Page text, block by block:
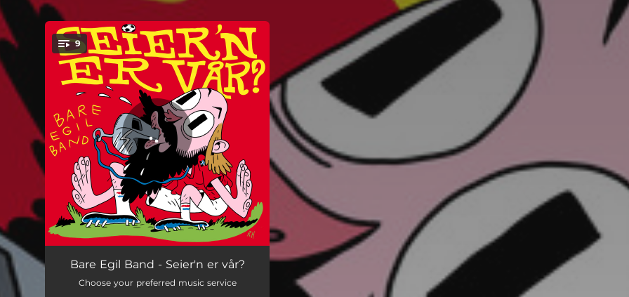
You're all set!
9
Arendal fotball (er bedre til å spille fotball) 02:57
Alle heier på Odd 02:43
Bare Egil Band - Seier'n er vår?
Choose your preferred music service